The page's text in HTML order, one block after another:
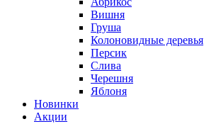
Вишня
Груша
Колоновидные деревья
Персик
Слива
Черешня
Яблоня
Новинки
Акции